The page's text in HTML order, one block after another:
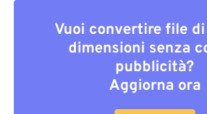
Vuoi convertire file
dimensioni senza
pubblicità?
Aggiorna ora